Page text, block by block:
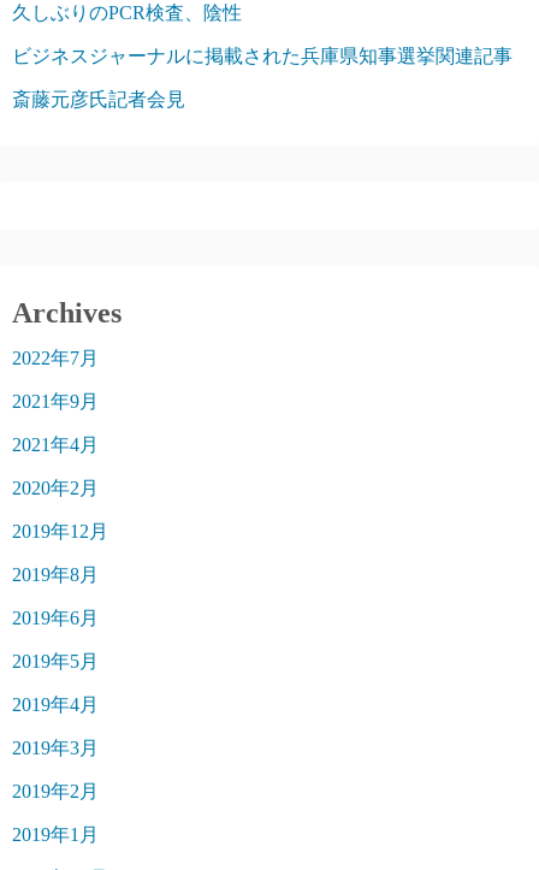
久しぶりのPCR検査、陰性
ビジネスジャーナルに掲載された兵庫県知事選挙関連記事
斎藤元彦氏記者会見
Archives
2022年7月
2021年9月
2021年4月
2020年2月
2019年12月
2019年8月
2019年6月
2019年5月
2019年4月
2019年3月
2019年2月
2019年1月